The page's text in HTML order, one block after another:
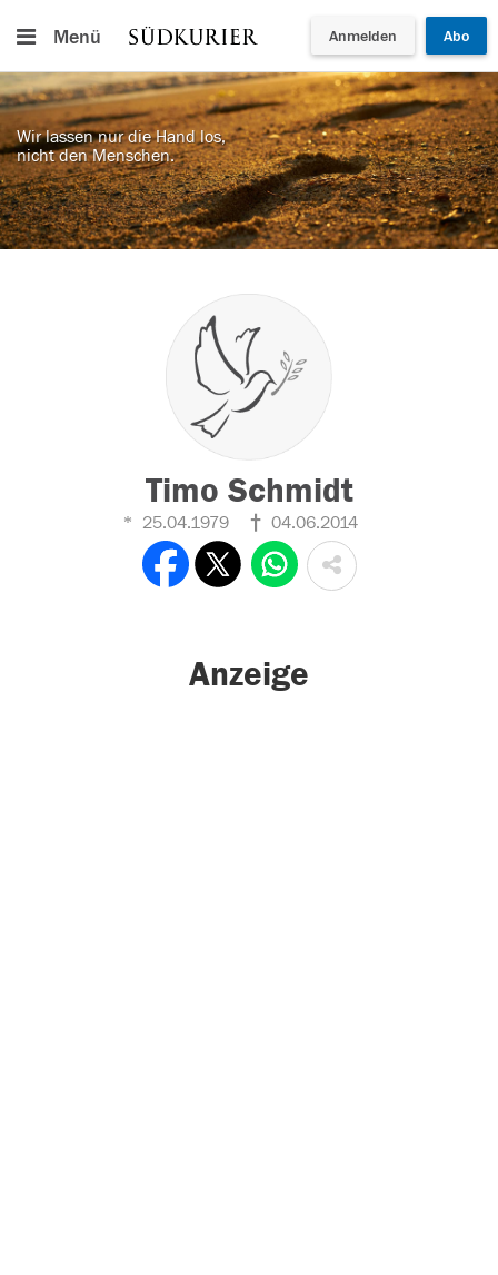
Menü Anmelden Abo
Wir lassen nur die Hand los,
nicht den Menschen.
Timo Schmidt
25.04.1979 04.06.2014
Anzeige